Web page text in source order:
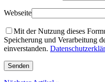
Webseite
Mit der Nutzung dieses
Speicherung und Verarbeitung
einverstanden.